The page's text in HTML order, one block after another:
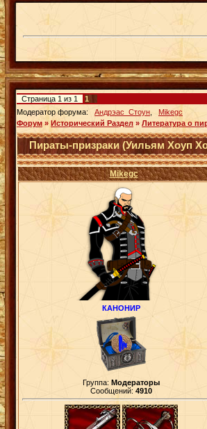
Страница 1 из 1
1
Модератор форума:
Андрэас_Стоун
Mikegc
Форум » Исторический Раздел » Литература о
Пираты-призраки (Уильям Хоуп
Mikegc
КАНОНИР
Группа: Модераторы
Сообщений: 4910